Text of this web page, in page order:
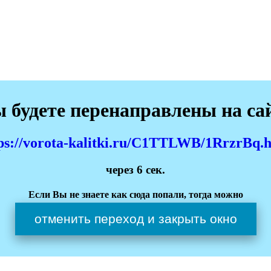
перенаправлены на
vorota-kalitki.ru/C1TTLWB/
через 6 сек.
Если Вы не знаете как сюда попали, тогда можно
отменить переход и закрыть окно